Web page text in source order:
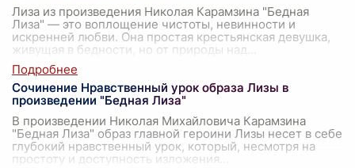
Лиза из произведения Николая Карамзина "Бедная
Лиза" — это воплощение чистоты, невинности и
искренней любви. Она простая крестьянская девушка,
живущая в бедности, но от природы над
Сочинение Нравственный урок образа Лизы в
произведении "Бедная Лиза"
В произведении Николая Михайловича Карамзина
"Бедная Лиза" образ главной героини Лизы несет в себе
глубокий нравственный урок, который, несмотря на
простоту и доступность изложения